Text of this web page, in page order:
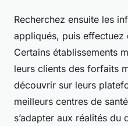
Recherchez ensuite les
appliqués, puis effectuez
Certains établissements
leurs clients des forfaits
découvrir sur leurs
meilleurs centres de
s’adapter aux réalités